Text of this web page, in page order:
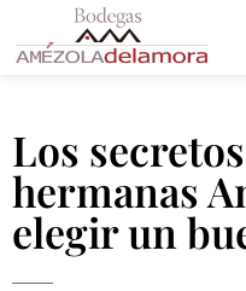
Los
hermanas
elegir un